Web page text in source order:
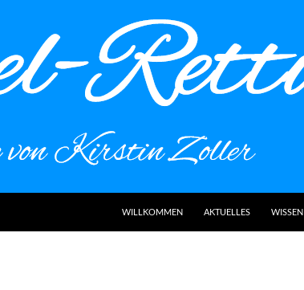
WILLKOMMEN AKTUELLES WISSEN